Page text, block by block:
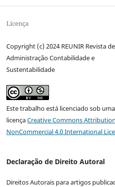
Licença
Copyright (c) 2024 REUNIR Revista de
Administração Contabilidade e
Sustentabilidade
Este trabalho está licenciado sob uma
licençaCreative Commons
NonCommercial 4.0 International
Declaração de Direito Autoral
Direitos Autorais para artigos